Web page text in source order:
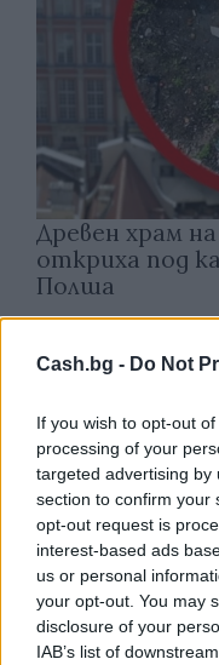
Cash.bg - Do Not
If you wish to opt-out
processing of your
targeted advertising by
section to confirm your
opt-out request is
interest-based ads
us or personal
your opt-out. You may
disclosure of your
IAB’s list of
Древен храм
откриха под
Полша
07.08.2026 / 16:00